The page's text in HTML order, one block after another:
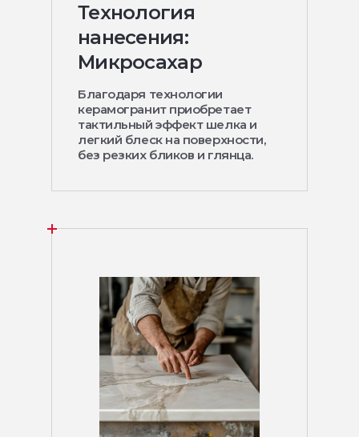
Технология
нанесения:
Микросахар
Благодаря технологии
керамогранит приобретает
тактильный эффект шелка и
легкий блеск на поверхности,
без резких бликов и глянца.